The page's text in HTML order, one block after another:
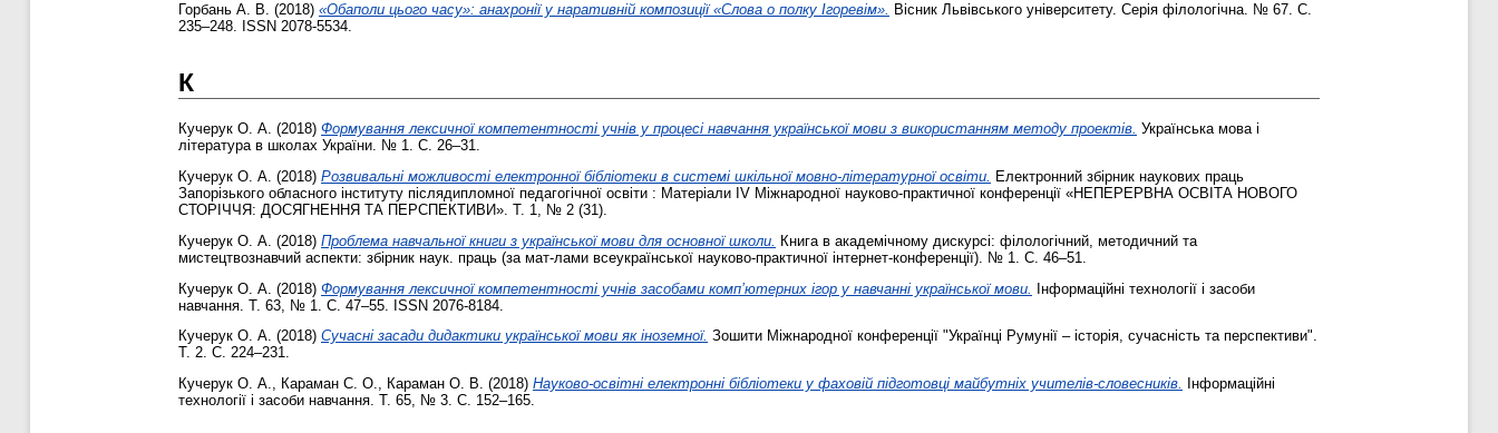
Горбань А. В. (2018) «Обаполи цього часу»: анахронії у наративній композиції «Слова о полку Ігоревім». Вісник Львівського університету. Серія філологічна. № 67. С.
235–248. ISSN 2078-5534.
К
Кучерук О. А. (2018) Формування лексичної компетентності учнів у процесі навчання української мови з використанням методу проектів. Українська мова і
література в школах України. № 1. С. 26–31.
Кучерук О. А. (2018) Розвивальні можливості електронної бібліотеки в системі шкільної мовно-літературної освіти. Електронний збірник наукових праць
Запорізького обласного інституту післядипломної педагогічної освіти : Матеріали ІV Міжнародної науково-практичної конференції «НЕПЕРЕРВНА ОСВІТА НОВОГО
СТОРІЧЧЯ: ДОСЯГНЕННЯ ТА ПЕРСПЕКТИВИ». Т. 1, № 2 (31).
Кучерук О. А. (2018) Проблема навчальної книги з української мови для основної школи.
Книга в академічному дискурсі: філологічний, методичний та
мистецтвознавчий аспекти: збірник наук. праць (за мат-лами всеукраїнської науково-практичної інтернет-конференції). № 1. С. 46–51.
Кучерук О. А. (2018) Формування лексичної компетентності учнів засобами комп’ютерних ігор у навчанні української мови. Інформаційні технології і засоби
навчання. Т. 63, № 1. С. 47–55. ISSN 2076-8184.
Кучерук О. А. (2018) Сучасні засади дидактики української мови як іноземної. Зошити Міжнародної конференції "Українці Румунії – історія, сучасність та перспективи".
Т. 2. С. 224–231.
Кучерук О. А., Караман С. О., Караман О. В. (2018) Науково-освітні електронні бібліотеки у фаховій підготовці майбутніх учителів-словесників.
Інформаційні
технології і засоби навчання. Т. 65, № 3. С. 152–165.